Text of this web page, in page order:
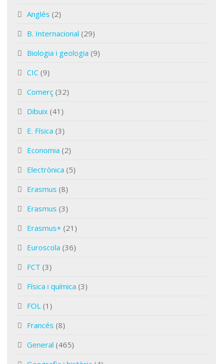
Anglés (2)
B. Internacional (29)
Biologia i geologia (9)
CIC (9)
Comerç (32)
Dibuix (41)
E. Física (3)
Economia (2)
Electrònica (5)
Erasmus (8)
Erasmus (3)
Erasmus+ (21)
Euroscola (36)
FCT (3)
Física i química (3)
FOL (1)
Francés (8)
General (465)